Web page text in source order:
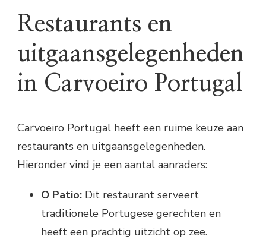
Restaurants en
uitgaansgelegenheden
in Carvoeiro Portugal
Carvoeiro Portugal heeft een ruime keuze aan
restaurants en uitgaansgelegenheden.
Hieronder vind je een aantal aanraders:
O Patio: Dit restaurant serveert
traditionele Portugese gerechten en
heeft een prachtig uitzicht op zee.